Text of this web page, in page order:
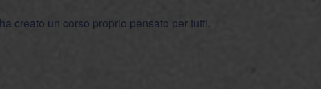
creato un corso proprio pensato per tutti.